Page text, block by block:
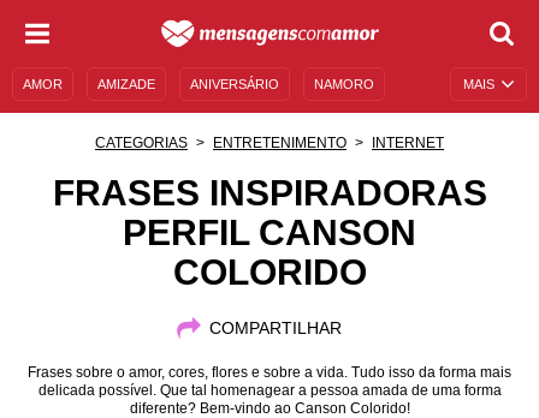
MAIS
AMOR AMIZADE ANIVERSÁRIO NAMORO
MENSAGENS E FRASES MENSAGENS DE ANIVERSÁRIO
FAMOSOS BÍBLIA
CATEGORIAS ENTRETENIMENTO INTERNET
FRASES INSPIRADORAS
PERFIL CANSON
COLORIDO
COMPARTILHAR
Frases sobre o amor, cores, flores e sobre a vida. Tudo isso da forma mais
delicada possível. Que tal homenagear a pessoa amada de uma forma
diferente? Bem-vindo ao Canson Colorido!